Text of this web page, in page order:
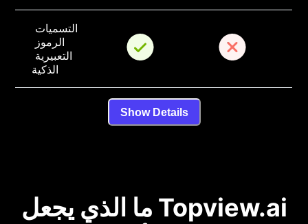
التسميات
الرموز
التعبيرية
الذكية
Show Details
ما الذي يجعل Topview.ai